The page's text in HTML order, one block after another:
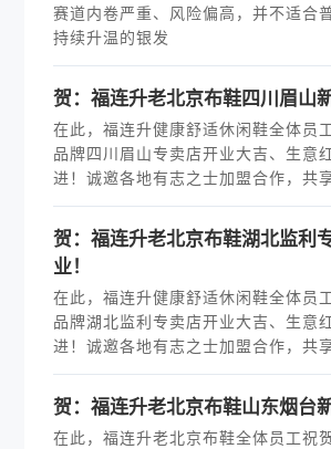
赛道内卷严重、风险偏高，并不适合
持续升温的银发
贺：福连升老北京布鞋四川眉山
在此，福连升健康舒适休闲鞋全体员
品牌四川眉山专卖店开业大吉、生意
进！诚邀各地有志之士加盟合作，共享
贺：福连升老北京布鞋湖北监利
业！
在此，福连升健康舒适休闲鞋全体员
品牌湖北监利专卖店开业大吉、生意
进！诚邀各地有志之士加盟合作，共享
贺：福连升老北京布鞋山东烟台
在此，福连升老北京布鞋全体员工祝